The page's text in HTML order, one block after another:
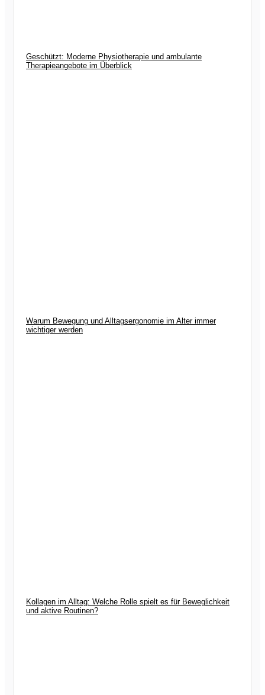
Geschützt: Moderne Physiotherapie und ambulante
Therapieangebote im Überblick
Warum Bewegung und Alltagsergonomie im Alter immer
wichtiger werden
Kollagen im Alltag: Welche Rolle spielt es für Beweglichkeit
und aktive Routinen?